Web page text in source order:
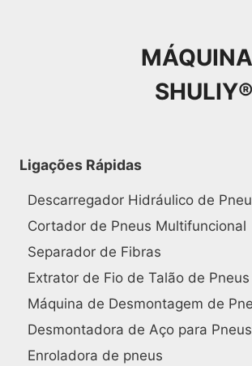
SHULIY®
Ligações Rápidas
Descarregador Hidráulico de
Cortador de Pneus Multifuncional
Separador de Fibras
Extrator de Fio de Talão de Pneus
Máquina de Desmontagem de
Desmontadora de Aço para Pneus
Enroladora de pneus